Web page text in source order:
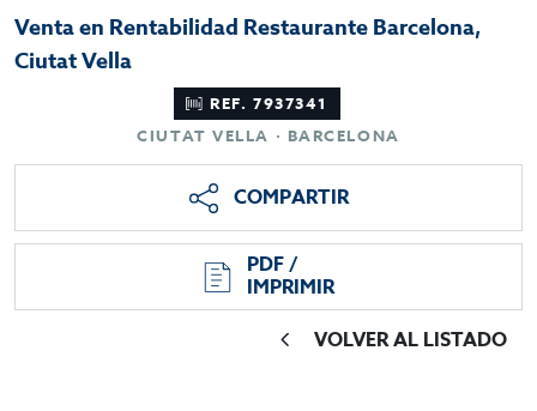
Venta en Rentabilidad Restaurante Barcelona,
Ciutat Vella
REF. 7937341
CIUTAT VELLA · BARCELONA
COMPARTIR
PDF /
IMPRIMIR
VOLVER AL LISTADO